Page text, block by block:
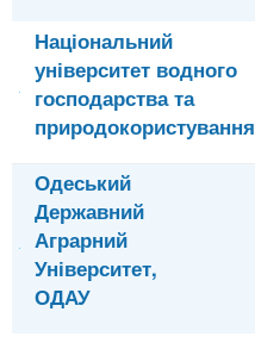
Національний
університет водного
господарства та
природокористування
Одеський
Державний
Аграрний
Університет,
ОДАУ